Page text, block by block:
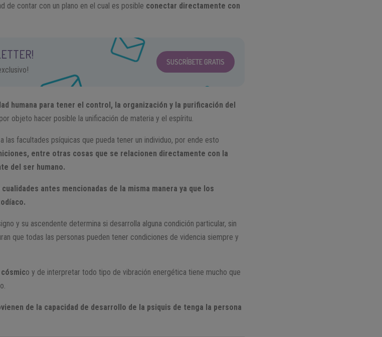
de contar con un plano en el cual es posible conectar directamente con
SUSCRÍBETE GRATIS
humana para tener el control, la organización y la purificación del
objeto hacer posible la unificación de materia y el espíritu.
facultades psíquicas que pueda tener un individuo, por ende esto
entre otras cosas que se relacionen directamente con la
del ser humano.
antes mencionadas de la misma manera ya que los
y su ascendente determina si desarrolla alguna condición particular, sin
que todas las personas pueden tener condiciones de videncia siempre y
o y de interpretar todo tipo de vibración energética tiene mucho que
de la capacidad de desarrollo de la psiquis de tenga la persona